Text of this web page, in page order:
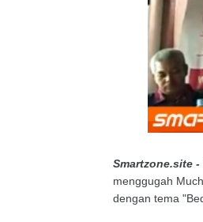
Smartzone.site -
menggugah
dengan tema